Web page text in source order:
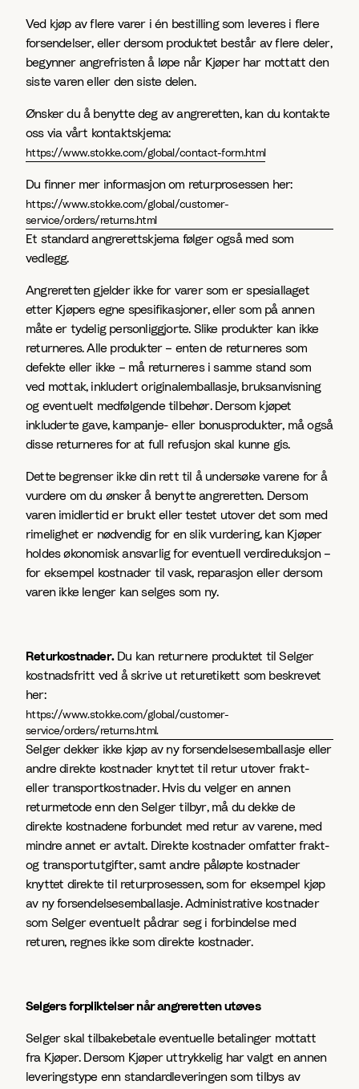
Ved kjøp av flere varer i én bestilling som leveres i flere
forsendelser, eller dersom produktet består av flere deler,
begynner angrefristen å løpe når Kjøper har mottatt den
siste varen eller den siste delen.
Ønsker du å benytte deg av angreretten, kan du kontakte
oss via vårt kontaktskjema:
https://www.stokke.com/global/contact-form.html
Du finner mer informasjon om returprosessen her:
https://www.stokke.com/global/customer-
service/orders/returns.html
Et standard angrerettskjema følger også med som
vedlegg.
Angreretten gjelder ikke for varer som er spesiallaget
etter Kjøpers egne spesifikasjoner, eller som på annen
måte er tydelig personliggjorte. Slike produkter kan ikke
returneres. Alle produkter – enten de returneres som
defekte eller ikke – må returneres i samme stand som
ved mottak, inkludert originalemballasje, bruksanvisning
og eventuelt medfølgende tilbehør. Dersom kjøpet
inkluderte gave, kampanje- eller bonusprodukter, må også
disse returneres for at full refusjon skal kunne gis.
Dette begrenser ikke din rett til å undersøke varene for å
vurdere om du ønsker å benytte angreretten. Dersom
varen imidlertid er brukt eller testet utover det som med
rimelighet er nødvendig for en slik vurdering, kan Kjøper
holdes økonomisk ansvarlig for eventuell verdireduksjon –
for eksempel kostnader til vask, reparasjon eller dersom
varen ikke lenger kan selges som ny.
Returkostnader.Du kan returnere produktet til Selger
kostnadsfritt ved å skrive ut returetikett som beskrevet
her:
https://www.stokke.com/global/customer-
service/orders/returns.html.
Selger dekker ikke kjøp av ny forsendelsesemballasje eller
andre direkte kostnader knyttet til retur utover frakt-
eller transportkostnader. Hvis du velger en annen
returmetode enn den Selger tilbyr, må du dekke de
direkte kostnadene forbundet med retur av varene, med
mindre annet er avtalt. Direkte kostnader omfatter frakt-
og transportutgifter, samt andre påløpte kostnader
knyttet direkte til returprosessen, som for eksempel kjøp
av ny forsendelsesemballasje. Administrative kostnader
som Selger eventuelt pådrar seg i forbindelse med
returen, regnes ikke som direkte kostnader.
Selgers forpliktelser når angreretten utøves
Selger skal tilbakebetale eventuelle betalinger mottatt
fra Kjøper. Dersom Kjøper uttrykkelig har valgt en annen
leveringstype enn standardleveringen som tilbys av